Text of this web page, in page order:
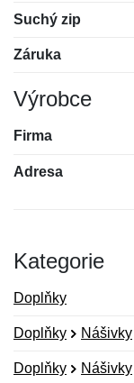
Suchý zip
Záruka
Výrobce
Firma
Adresa
Kategorie
Doplňky
Doplňky Nášivky
Doplňky Nášivky